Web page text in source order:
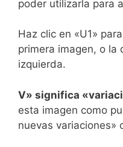
poder utilizarla para
Haz clic en «U1»
primera imagen, o la
izquierda.
V» significa
esta imagen como
nuevas variaciones»